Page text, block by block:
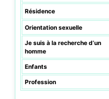
Résidence
Orientation sexuelle
Je suis à la recherche d’un
homme
Enfants
Profession